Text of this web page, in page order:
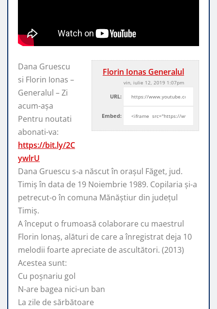
Florin Ionas Generalul
vin, iulie 12, 2019 1:07pm
URL:
Embed:
Dana Gruescu
si Florin Ionas –
Generalul – Zi
acum-așa
Pentru noutati
abonati-va:
https://bit.ly/2C
ywlrU
Dana Gruescu s-a născutîn orașul Făget, jud.
Timiș în data de 19 Noiembrie 1989. Copilaria și-a
petrecut-o în comuna Mănăștiur din județul
Timiș.
A început o frumoasă colaborare cu maestrul
Florin Ionaș, alături de care a înregistrat deja 10
melodii foarte apreciate de ascultători. (2013)
Acestea sunt:
Cu poșnariu gol
N-are bagea nici-un ban
La zile de sărbătoare